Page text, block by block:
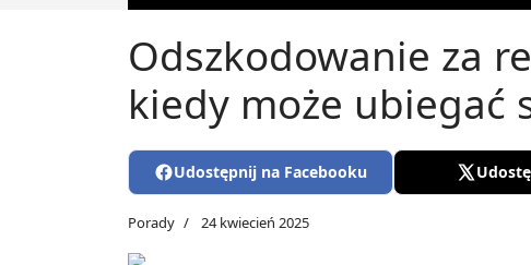
Odszkodowanie za
kiedy może ubiegać
Udostępnij na Facebooku
Porady 24 kwiecień 2025